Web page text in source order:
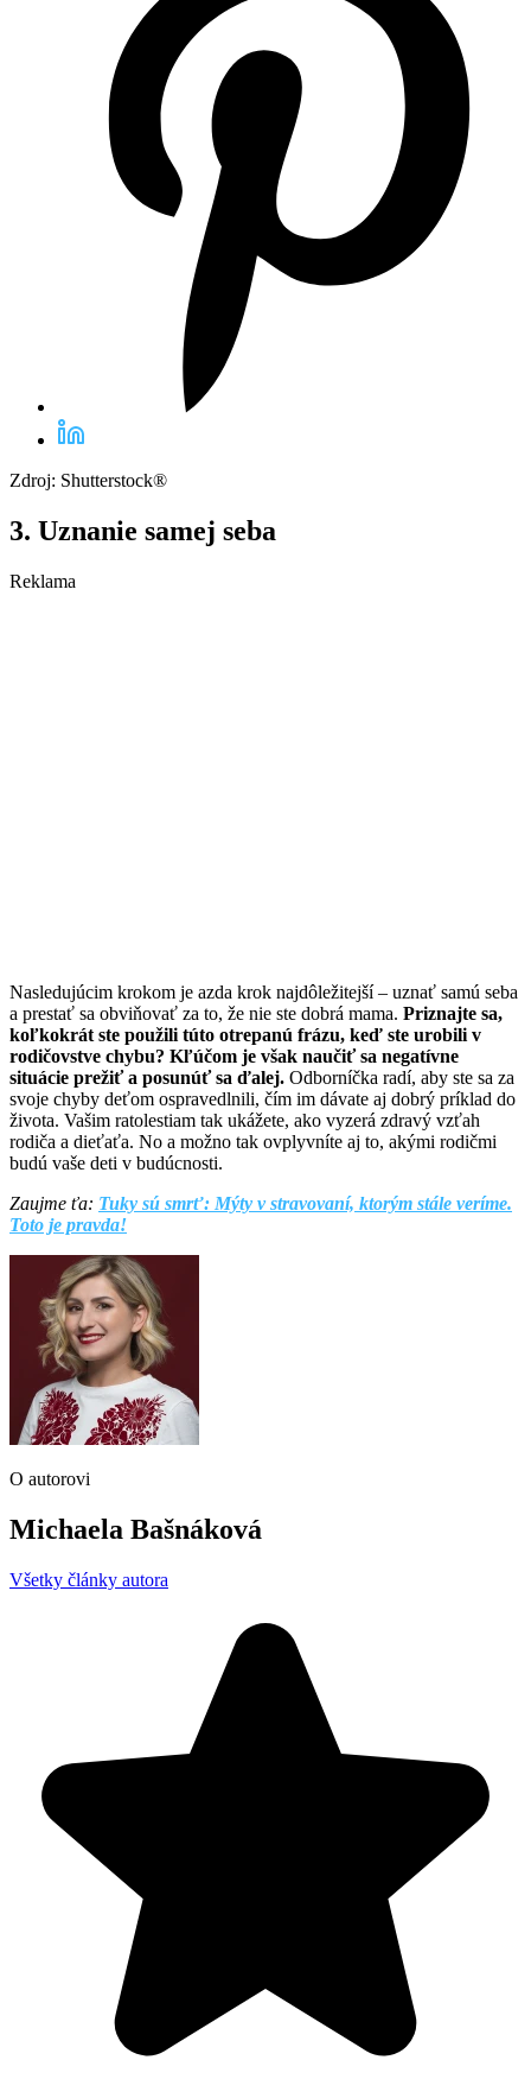
Zdroj: Shutterstock®
3. Uznanie samej seba
Reklama
Nasledujúcim krokom je azda krok najdôležitejší – uznať samú seba
a prestať sa obviňovať za to, že nie ste dobrá mama. Priznajte sa,
koľkokrát ste použili túto otrepanú frázu, keď ste urobili v
rodičovstve chybu? Kľúčom je však naučiť sa negatívne
situácie prežiť a posunúť sa ďalej. Odborníčka radí, aby ste sa za
svoje chyby deťom ospravedlnili, čím im dávate aj dobrý príklad do
života. Vašim ratolestiam tak ukážete, ako vyzerá zdravý vzťah
rodiča a dieťaťa. No a možno tak ovplyvníte aj to, akými rodičmi
budú vaše deti v budúcnosti.
Zaujme ťa: Tuky sú smrť: Mýty v stravovaní, ktorým stále veríme.
Toto je pravda!
O autorovi
Michaela Bašnáková
Všetky články autora